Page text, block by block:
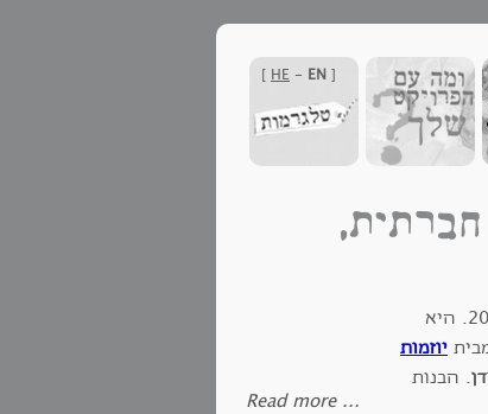
[
HE - EN
]
חברתית,
המכינה הקדם צבאית החלה פעילותה במגדל העמק בשנת תשע"ד 2013-2014. היא
יוזמות
. הבנות
‪Read more ...‬